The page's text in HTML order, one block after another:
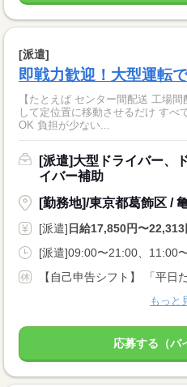
[派遣]
即戦力歓迎！大型運転
【たとえば センター間配送 工場
して定位置に移動させるだけ すべ
OK 負担が少ない...
[派遣]大型ドライバー、
イバー補助
[勤務地]/東京都葛飾区 /
[派遣] 日給17,850円〜22,313
[派遣]09:00〜21:00、11:00
もっと
応募する（バ